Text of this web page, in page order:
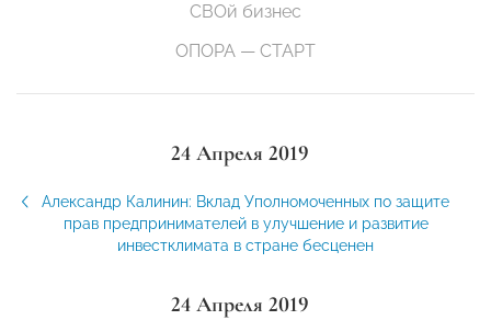
СВОй бизнес
ОПОРА — СТАРТ
24 Апреля 2019
Александр Калинин: Вклад Уполномоченных по защите
прав предпринимателей в улучшение и развитие
инвестклимата в стране бесценен
24 Апреля 2019